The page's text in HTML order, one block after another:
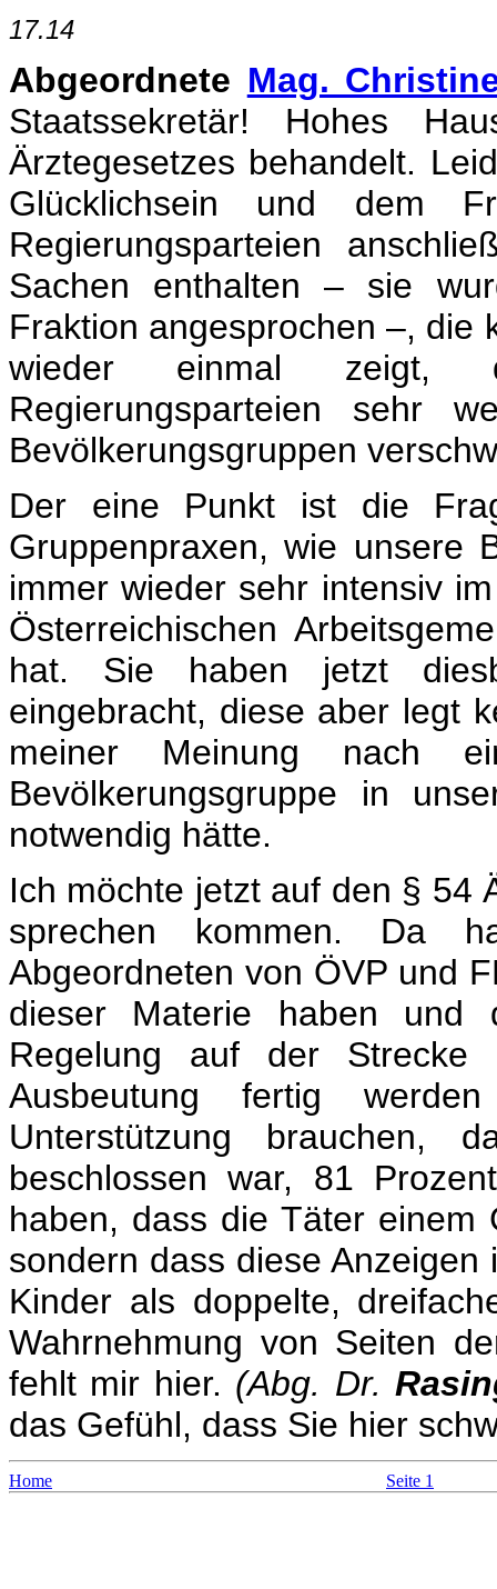
17.14
Abgeordnete Mag.
Staatssekretär! Hohes
Ärztegesetzes behandelt.
Glücklichsein und dem
Regierungsparteien
Sachen enthalten – sie
Fraktion angesprochen –, die
wieder einmal zeigt,
Regierungsparteien sehr
Bevölkerungsgruppen
Der eine Punkt ist die
Gruppenpraxen, wie unsere
immer wieder sehr intensiv
Österreichischen
hat. Sie haben jetzt
eingebracht, diese aber legt
meiner Meinung nach
Bevölkerungsgruppe in
notwendig hätte.
Ich möchte jetzt auf den § 54
sprechen kommen. Da
Abgeordneten von ÖVP und
dieser Materie haben und
Regelung auf der Strecke
Ausbeutung fertig
Unterstützung
beschlossen war, 81
haben, dass die Täter einem
sondern dass diese
Kinder als doppelte,
Wahrnehmung von Seiten
fehlt mir hier. (Abg. Dr.
das Gefühl, dass Sie hier
Home Seite 1